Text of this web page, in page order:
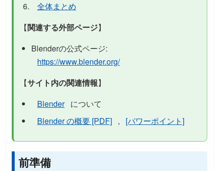
全体まとめ
【関連する外部ページ】
Blenderの公式ページ:
https://www.blender.org/
【サイト内の関連情報】
Blender について
Blender の概要 [PDF] , [パワーポイント]
前準備